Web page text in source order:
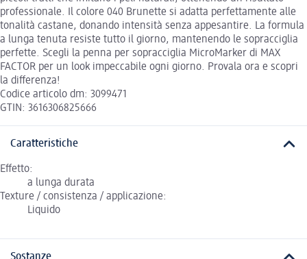
professionale. Il colore 040 Brunette si adatta perfettamente alle
tonalità castane, donando intensità senza appesantire. La formula
a lunga tenuta resiste tutto il giorno, mantenendo le sopracciglia
perfette. Scegli la penna per sopracciglia MicroMarker di MAX
FACTOR per un look impeccabile ogni giorno. Provala ora e scopri
la differenza!
Codice articolo dm: 3099471
GTIN: 3616306825666
Caratteristiche
Effetto:
a lunga durata
Texture / consistenza / applicazione:
Liquido